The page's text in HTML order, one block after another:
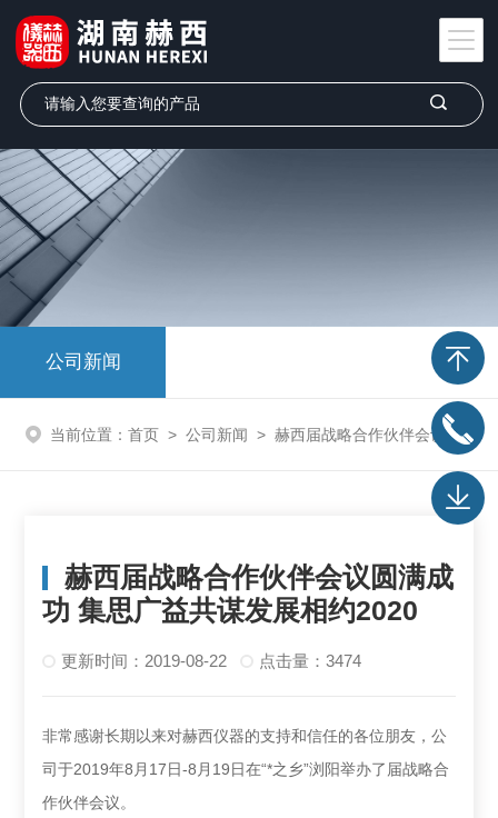
公司新闻
当前位置： 首页 > 公司新闻 > 赫西届战略合作伙伴会议圆满成功 集思广益共谋发展相约2020
赫西届战略合作伙伴会议圆满成
功 集思广益共谋发展相约2020
更新时间：2019-08-22 点击量：3474
非常感谢长期以来对赫西仪器的支持和信任的各位朋友，公
司于2019年8月17日-8月19日在“*之乡”浏阳举办了届战略合
作伙伴会议。